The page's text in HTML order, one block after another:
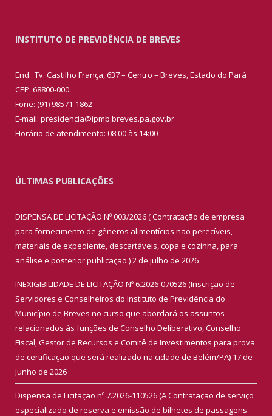
INSTITUTO DE PREVIDÊNCIA DE BREVES
End.: Tv. Castilho França, 637 – Centro – Breves, Estado do Pará
CEP: 68800-000
Fone: (91) 98571-1862
E-mail: presidencia@ipmb.breves.pa.gov.br
Horário de atendimento: 08:00 às 14:00
ÚLTIMAS PUBLICAÇÕES
DISPENSA DE LICITAÇÃO Nº 003/2026 ( Contratação de empresa
para fornecimento de gêneros alimentícios não perecíveis,
materiais de expediente, descartáveis, copa e cozinha, para
análise e posterior publicação.)2 de julho de 2026
INEXIGIBILIDADE DE LICITAÇÃO Nº 6.2026-070526 (Inscrição de
Servidores e Conselheiros do Instituto de Previdência do
Município de Breves no curso que abordará os assuntos
relacionados às funções de Conselho Deliberativo, Conselho
Fiscal, Gestor de Recursos e Comitê de Investimentos para prova
de certificação que será realizado na cidade de Belém/PA) 17 de
junho de 2026
Dispensa de Licitação nº 7.2026-110526 (A Contratação de serviço
especializado de reserva e emissão de bilhetes de passagens